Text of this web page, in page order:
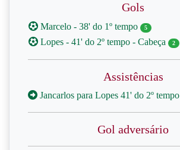
Gols
Marcelo - 38' do 1º tempo 5
Lopes - 41' do 2º tempo - Cabeça 2
Assistências
Jancarlos para Lopes 41' do 2º tempo
Gol adversário